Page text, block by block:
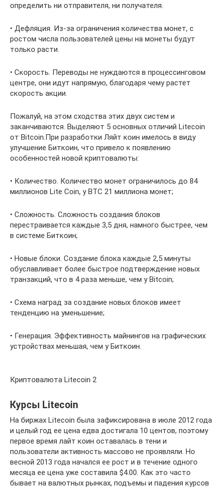
определить ни отправителя, ни получателя.
• Дефляция. Из-за ограничения количества монет, с
ростом числа пользователей цены на монеты будут
только расти.
• Скорость. Переводы не нуждаются в процессинговом
центре, они идут напрямую, благодаря чему растет
скорость акции.
Пожалуй, на этом сходства этих двух систем и
заканчиваются. Выделяют 5 основных отличий Litecoin
от Bitcoin.При разработки Ляйт коин имелось в виду
улучшение Биткоин, что привело к появлению
особенностей новой криптовалюты:
• Количество. Количество монет ограничилось до 84
миллионов Lite Coin, у BTC 21 миллиона монет;
• Сложность. Сложность создания блоков
перестраивается каждые 3,5 дня, намного быстрее, чем
в системе Биткоин;
• Новые блоки. Создание блока каждые 2,5 минуты
обуславливает более быстрое подтверждение новых
транзакций, что в 4 раза меньше, чем у Bitcoin;
• Схема наград за создание новых блоков имеет
тенденцию на уменьшение;
• Генерация. Эффективность майнингов на графических
устройствах меньшая, чем у Биткоин.
Криптовалюта Litecoin 2
Курсы Litecoin
На биржах Litecoin была зафиксирована в июле 2012 года
и целый год ее цена едва достигала 10 центов, поэтому
первое время лайт коин оставалась в тени и
пользователи активность массово не проявляли. Но
весной 2013 года начался ее рост и в течение одного
месяца ее цена уже составила $4.00. Как это часто
бывает на валютных рынках, подъемы и падения курсов